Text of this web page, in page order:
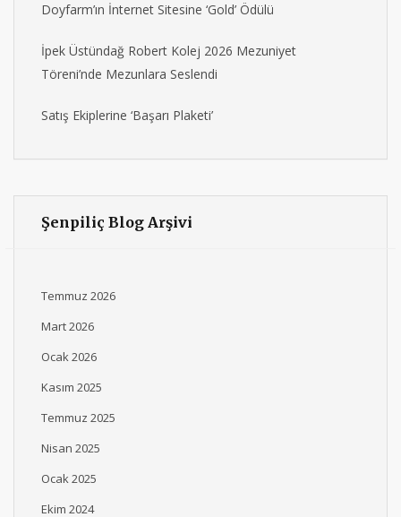
Doyfarm’ın İnternet Sitesine ‘Gold’ Ödülü
İpek Üstündağ Robert Kolej 2026 Mezuniyet
Töreni’nde Mezunlara Seslendi
Satış Ekiplerine ‘Başarı Plaketi’
Şenpiliç Blog Arşivi
Temmuz 2026
Mart 2026
Ocak 2026
Kasım 2025
Temmuz 2025
Nisan 2025
Ocak 2025
Ekim 2024